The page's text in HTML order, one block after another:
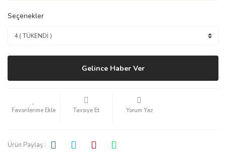
Seçenekler
Gelince Haber Ver
Tavsiye Et Yorum Yaz
Ürün Paylaş :